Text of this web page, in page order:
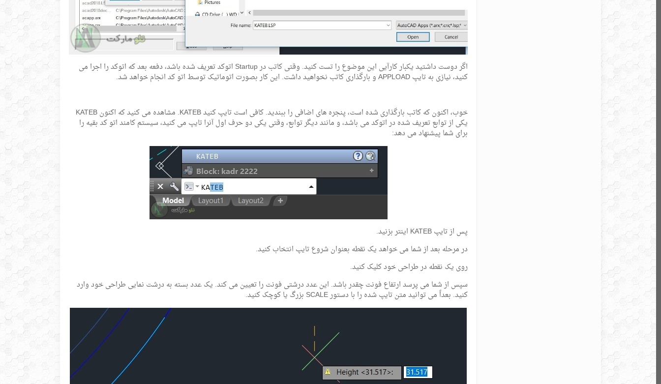
اگر دوست داشتید یکبار کارآیی این موضوع را تست کنید. وقتی کاتب در Startup اتوکد تعریف شده باشد، دفعه بعد که اتوکد را اجرا می
کنید، نیازی به تایپ APPLOAD و بارگذاری کاتب نخواهید داشت. این کار بصورت اتوماتیک توسط اتو کد انجام خواهد شد.
خوب، اکنون که کاتب بارگذاری شده است، پنجره های اضافی را ببندید. کافی است تایپ کنید KATEB. مشاهده می کنید که اکنون KATEB
یکی از توابع تعریف شده در اتوکد می باشد، و مانند دیگر توابع، وقتی یکی دو حرف اول آنرا تایپ می کنید، سیستم کامند اتو کد بقیه را
برای شما پیشنهاد می دهد:
پس از تایپ KATEB اینتر بزنید.
در مرحله بعد از شما می خواهد یک نقطه بعنوان شروع تایپ انتخاب کنید.
روی یک نقطه در طراحی خود کلیک کنید.
سپس از شما می پرسد ارتفاع فونت چقدر باشد. این عدد درشتی فونت را تعیین می کند. یک عدد بسته به درشت نمایی طراحی خود وارد
کنید. بعداً می توانید متن تایپ شده را با دستور SCALE بزرگ یا کوچک کنید.